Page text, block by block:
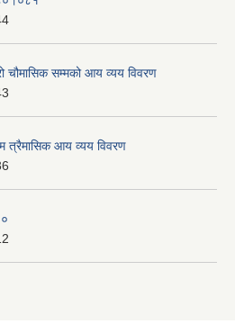
सम्मको आय व्यय विवरण
आय व्यय विवरण